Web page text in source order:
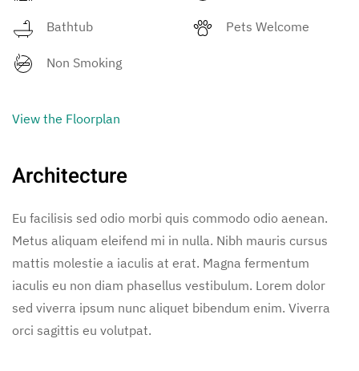
Bathtub Pets Welcome
Non Smoking
View the Floorplan
Architecture
Eu facilisis sed odio morbi quis commodo odio aenean.
Metus aliquam eleifend mi in nulla. Nibh mauris cursus
mattis molestie a iaculis at erat. Magna fermentum
iaculis eu non diam phasellus vestibulum. Lorem dolor
sed viverra ipsum nunc aliquet bibendum enim. Viverra
orci sagittis eu volutpat.